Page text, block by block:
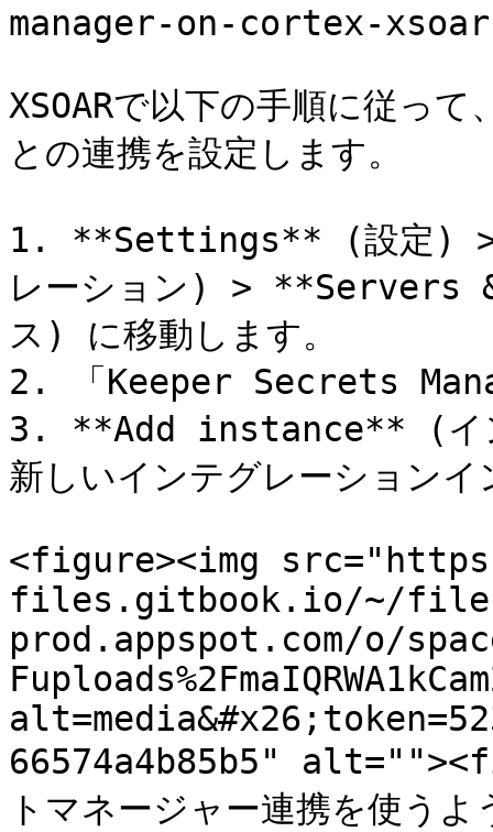
manager-on-cortex-
XSOARで以下の手順に従っ
との連携を設定します。
1. **Settings** (設定)
レーション) > **Servers
ス) に移動します。
2. 「Keeper Secrets
3. **Add instance** (イン
新しいインテグレーション
<figure><img
files.gitbook.io/~/
prod.appspot.com/o/
66574a4b85b5"
トマネージャー連携を使う